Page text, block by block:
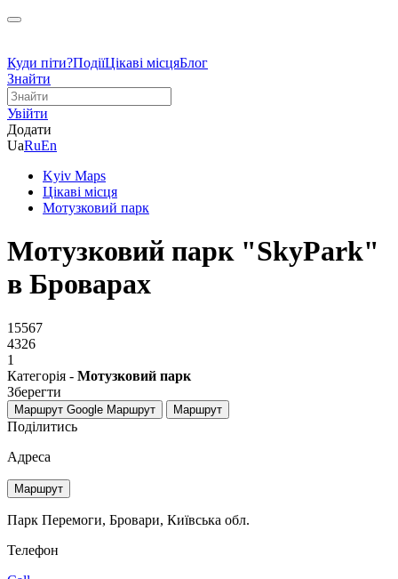
Куди піти?ПодіїЦікаві місцяБлог
Знайти
Увійти
Додати
UaRuEn
Kyiv Maps
Цікаві місця
Мотузковий парк
Мотузковий парк "SkyPark"
в Броварах
15567
4326
1
Категорія - Мотузковий парк
Зберегти
Маршрут Google Маршрут Маршрут
Поділитись
Адреса
Маршрут
Парк Перемоги, Бровари, Київська обл.
Телефон